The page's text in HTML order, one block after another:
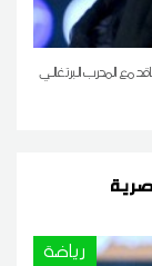
الجمعة 29 أوت 2025 فسخ التعاقد مع المدرب البرتغالي
رياضة